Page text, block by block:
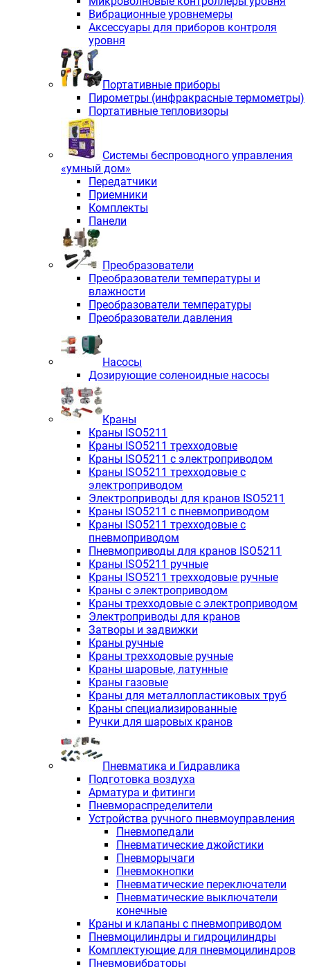
Вибрационные уровнемеры
Аксессуары для приборов контроля
уровня
Портативные приборы
Пирометры (инфракрасные термометры)
Портативные тепловизоры
Системы беспроводного управления
«умный дом»
Передатчики
Приемники
Комплекты
Панели
Преобразователи
Преобразователи температуры и
влажности
Преобразователи температуры
Преобразователи давления
Насосы
Дозирующие соленоидные насосы
Краны
Краны ISO5211
Краны ISO5211 трехходовые
Краны ISO5211 с электроприводом
Краны ISO5211 трехходовые с
электроприводом
Электроприводы для кранов ISO5211
Краны ISO5211 с пневмоприводом
Краны ISO5211 трехходовые с
пневмоприводом
Пневмоприводы для кранов ISO5211
Краны ISO5211 ручные
Краны ISO5211 трехходовые ручные
Краны с электроприводом
Краны трехходовые с электроприводом
Электроприводы для кранов
Затворы и задвижки
Краны ручные
Краны трехходовые ручные
Краны шаровые, латунные
Краны газовые
Краны для металлопластиковых труб
Краны специализированные
Ручки для шаровых кранов
Пневматика и Гидравлика
Подготовка воздуха
Арматура и фитинги
Пневмораспределители
Устройства ручного пневмоуправления
Пневмопедали
Пневматические джойстики
Пневморычаги
Пневмокнопки
Пневматические переключатели
Пневматические выключатели
конечные
Краны и клапаны с пневмоприводом
Пневмоцилиндры и гидроцилиндры
Комплектующие для пневмоцилиндров
Пневмовибраторы